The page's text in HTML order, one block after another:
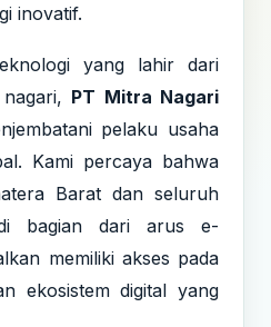
inovatif.
yang lahir dari
PT Mitra Nagari
pelaku usaha
Kami percaya bahwa
Barat dan seluruh
bagian dari arus e-
memiliki akses pada
ekosistem digital yang